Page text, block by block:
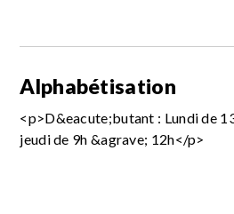
Alphabétisation
<p>D&eacute;butant : Lundi de
jeudi de 9h &agrave; 12h</p>